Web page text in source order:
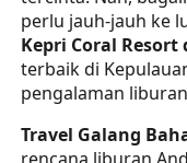
perlu jauh-jauh ke
Kepri Coral Resort
terbaik di
pengalaman
Travel Galang
rencana liburan